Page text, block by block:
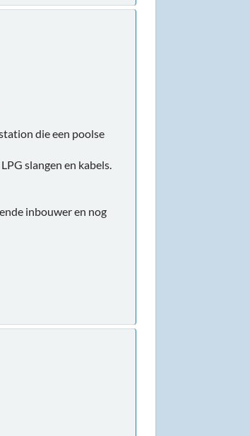
die een poolse
slangen en kabels.
inbouwer en nog